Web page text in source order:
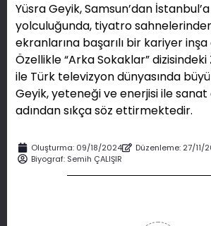
Yüsra Geyik, Samsun’dan
yolculuğunda, tiyatro
ekranlarına başarılı bir kariyer
Özellikle “Arka Sokaklar”
ile Türk televizyon dünyasında
Geyik, yeteneği ve enerjisi ile sanat
adından sıkça söz ettirmektedir.
Oluşturma: 09/18/2024
Düzenleme: 27/11/
Biyograf: Semih ÇALIŞIR